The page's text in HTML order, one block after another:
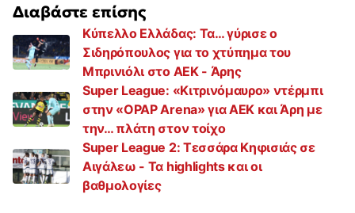
Διαβάστε επίσης
Κύπελλο Ελλάδας: Τα… γύρισε ο
Σιδηρόπουλος για το χτύπημα του
Μπρινιόλι στο ΑΕΚ - Άρης
Super League: «Κιτρινόμαυρο» ντέρμπι
στην «OPAP Arena» για ΑΕΚ και Άρη με
την… πλάτη στον τοίχο
Super League 2: Τεσσάρα Κηφισιάς σε
Αιγάλεω - Τα highlights και οι
βαθμολογίες